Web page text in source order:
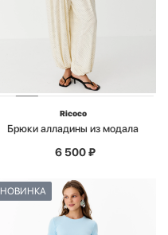
Ricoco
Брюки алладины из модала
6 500₽
НОВИНКА